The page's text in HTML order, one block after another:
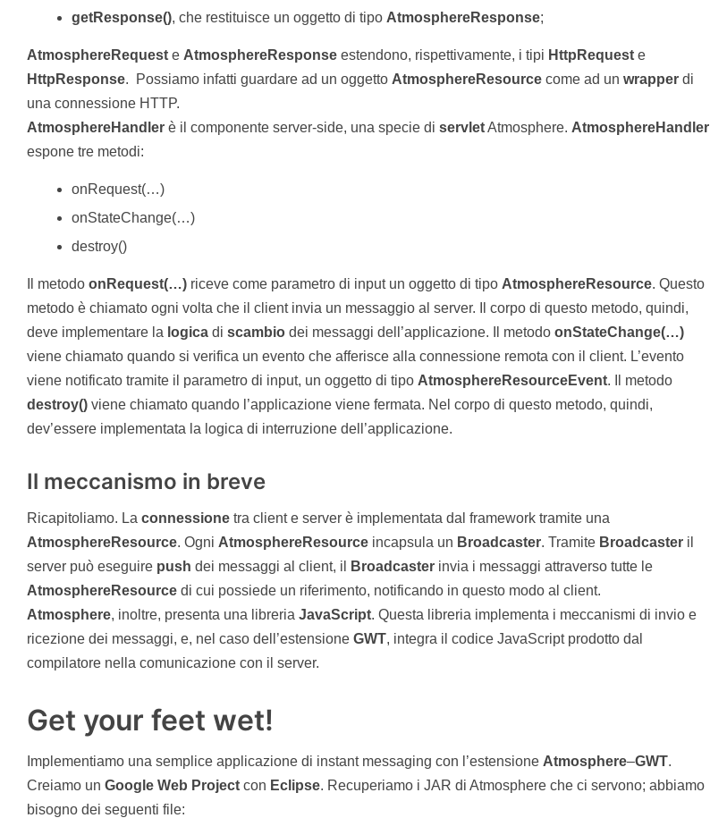
getResponse(), che restituisce un oggetto di tipo AtmosphereResponse;
AtmosphereRequest e AtmosphereResponse estendono, rispettivamente, i tipi HttpRequest e
HttpResponse. Possiamo infatti guardare ad un oggetto AtmosphereResource come ad un wrapper di
una connessione HTTP.
AtmosphereHandler è il componente server-side, una specie di servletAtmosphere. AtmosphereHandler
espone tre metodi:
onRequest(…)
onStateChange(…)
destroy()
Il metodo onRequest(…) riceve come parametro di input un oggetto di tipo AtmosphereResource. Questo
metodo è chiamato ogni volta che il client invia un messaggio al server. Il corpo di questo metodo, quindi,
deve implementare la logica di scambio dei messaggi dell’applicazione. Il metodo onStateChange(…)
viene chiamato quando si verifica un evento che afferisce alla connessione remota con il client. L’evento
viene notificato tramite il parametro di input, un oggetto di tipo AtmosphereResourceEvent. Il metodo
destroy() viene chiamato quando l’applicazione viene fermata. Nel corpo di questo metodo, quindi,
dev’essere implementata la logica di interruzione dell’applicazione.
Il meccanismo in breve
Ricapitoliamo. La connessione tra client e server è implementata dal framework tramite una
AtmosphereResource. Ogni AtmosphereResource incapsula un Broadcaster. Tramite Broadcaster il
server può eseguire push dei messaggi al client, il Broadcaster invia i messaggi attraverso tutte le
AtmosphereResource di cui possiede un riferimento, notificando in questo modo al client.
Atmosphere, inoltre, presenta una libreria JavaScript. Questa libreria implementa i meccanismi di invio e
ricezione dei messaggi, e, nel caso dell’estensione GWT, integra il codice JavaScript prodotto dal
compilatore nella comunicazione con il server.
Get your feet wet!
Implementiamo una semplice applicazione di instant messaging con l’estensione Atmosphere–GWT.
Creiamo un Google Web Project con Eclipse. Recuperiamo i JAR di Atmosphere che ci servono; abbiamo
bisogno dei seguenti file: